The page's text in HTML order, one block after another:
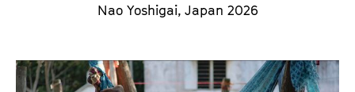
Nao Yoshigai, Japan 2026